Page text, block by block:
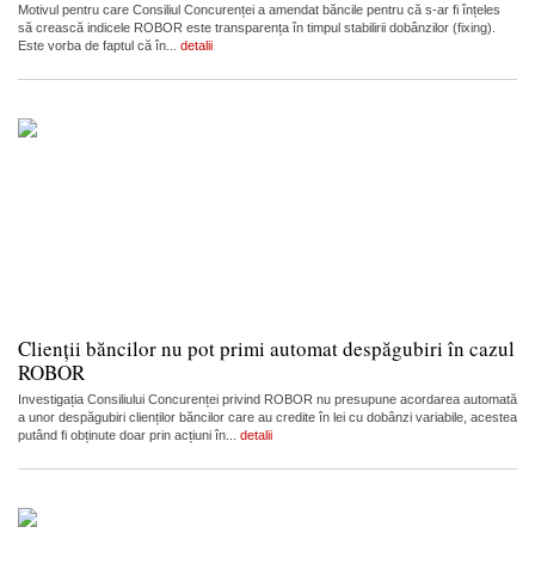
Motivul pentru care Consiliul Concurenței a amendat băncile pentru că s-ar fi înțeles
să crească indicele ROBOR este transparența în timpul stabilirii dobânzilor (fixing).
Este vorba de faptul că în... detalii
Clienții băncilor nu pot primi automat despăgubiri în cazul
ROBOR
Investigația Consiliului Concurenței privind ROBOR nu presupune acordarea automată
a unor despăgubiri clienților băncilor care au credite în lei cu dobânzi variabile, acestea
putând fi obținute doar prin acțiuni în... detalii